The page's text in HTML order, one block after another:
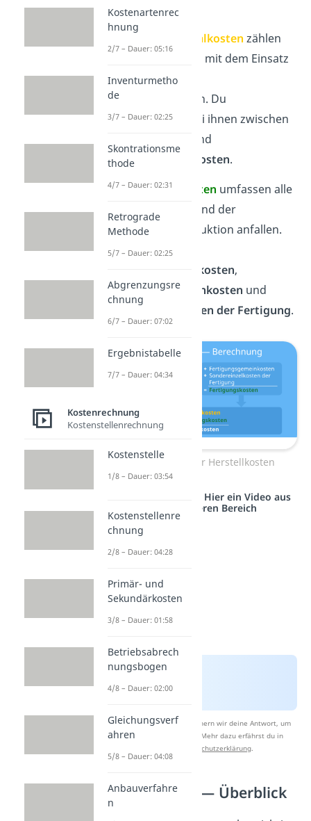
herausfinden.
Materialkosten zählen
alle Ausgaben, die mit dem Einsatz
von Werkstoffen
zusammenhängen. Du
unterscheidest bei ihnen zwischen
und
Materialgemeinkosten.
🛠️Fertigungskosten umfassen alle
Kosten, die während der
eigentlichen Produktion anfallen.
Sie bestehen aus
Fertigungseinzelkosten,
Fertigungsgemeinkosten und
Sondereinzelkosten der Fertigung.
Berechnung der Herstellkosten
Studyflix vernetzt: Hier ein Video aus
einem anderen Bereich
Nach Beantwortung speichern wir deine Antwort, um
Studyflix zu verbessern. Mehr dazu erfährst du in
Datenschutzerklärung
Kostenarten — Überblick
Kostenartenrec
hnung
2/7 – Dauer: 05:16
Inventurmetho
de
3/7 – Dauer: 02:25
Skontrationsme
thode
4/7 – Dauer: 02:31
Retrograde
Methode
5/7 – Dauer: 02:25
Abgrenzungsre
chnung
6/7 – Dauer: 07:02
Ergebnistabelle
7/7 – Dauer: 04:34
Kostenrechnung
Kostenstellenrechnung
Kostenstelle
1/8 – Dauer: 03:54
Kostenstellenre
chnung
2/8 – Dauer: 04:28
Primär- und
Sekundärkosten
3/8 – Dauer: 01:58
Betriebsabrech
nungsbogen
4/8 – Dauer: 02:00
Gleichungsverf
ahren
5/8 – Dauer: 04:08
Anbauverfahre
n